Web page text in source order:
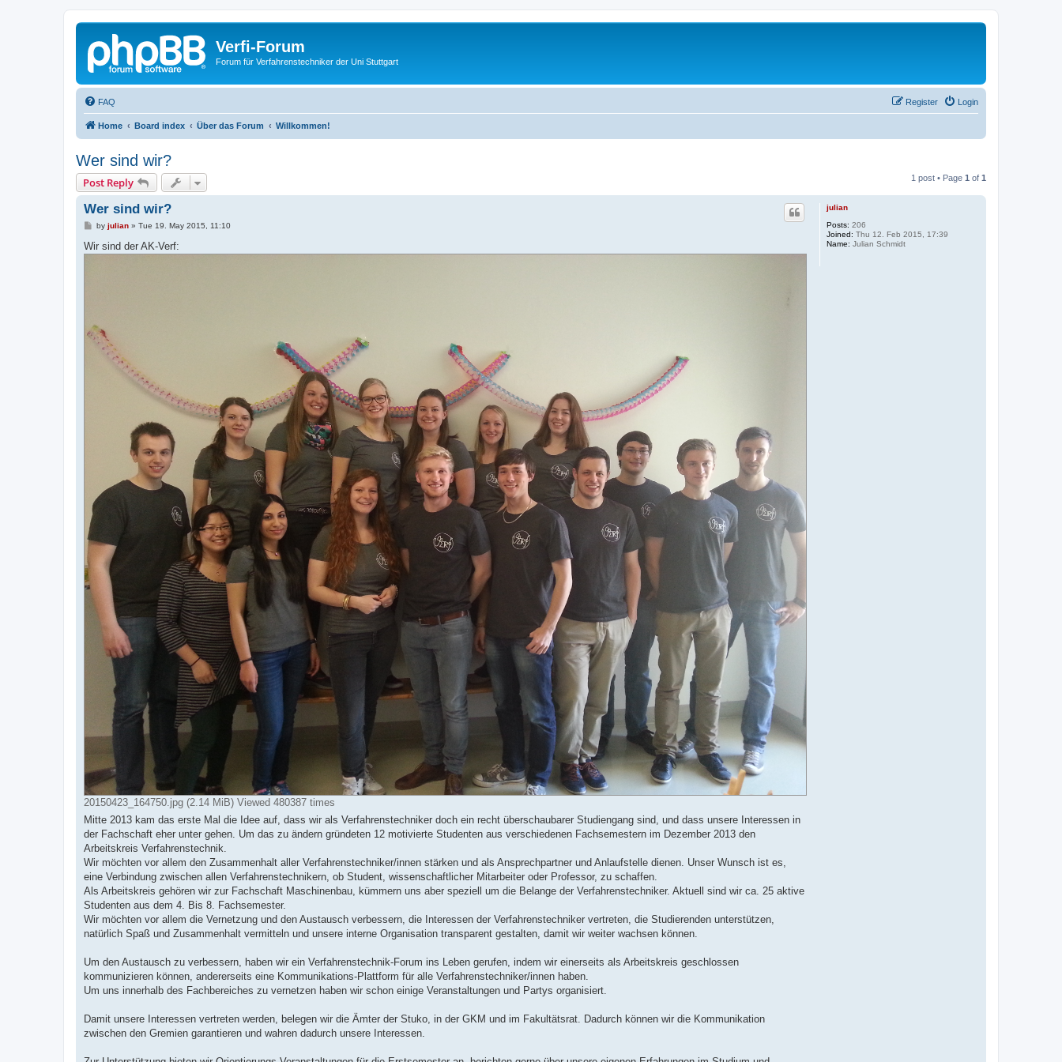
Verfi-Forum
Forum für Verfahrenstechniker der Uni Stuttgart
FAQ Login
Register
Home Board index Über das Forum Willkommen!
Wer sind wir?
Post Reply 1 post • Page 1 of 1
julian
Posts: 206
Joined: Thu 12. Feb 2015, 17:39
Name: Julian Schmidt
Wer sind wir?
P
s
t
by julian» Tue 19. May 2015, 11:10
Wir sind der AK-Verf:
20150423_164750.jpg (2.14 MiB) Viewed 480387 times
Mitte 2013 kam das erste Mal die Idee auf, dass wir als Verfahrenstechniker doch ein recht überschaubarer Studiengang sind, und dass unsere Interessen in
der Fachschaft eher unter gehen. Um das zu ändern gründeten 12 motivierte Studenten aus verschiedenen Fachsemestern im Dezember 2013 den
Arbeitskreis Verfahrenstechnik.
Wir möchten vor allem den Zusammenhalt aller Verfahrenstechniker/innen stärken und als Ansprechpartner und Anlaufstelle dienen. Unser Wunsch ist es,
eine Verbindung zwischen allen Verfahrenstechnikern, ob Student, wissenschaftlicher Mitarbeiter oder Professor, zu schaffen.
Als Arbeitskreis gehören wir zur Fachschaft Maschinenbau, kümmern uns aber speziell um die Belange der Verfahrenstechniker. Aktuell sind wir ca. 25 aktive
Studenten aus dem 4. Bis 8. Fachsemester.
Wir möchten vor allem die Vernetzung und den Austausch verbessern, die Interessen der Verfahrenstechniker vertreten, die Studierenden unterstützen,
natürlich Spaß und Zusammenhalt vermitteln und unsere interne Organisation transparent gestalten, damit wir weiter wachsen können.
Um den Austausch zu verbessern, haben wir ein Verfahrenstechnik-Forum ins Leben gerufen, indem wir einerseits als Arbeitskreis geschlossen
kommunizieren können, andererseits eine Kommunikations-Plattform für alle Verfahrenstechniker/innen haben.
Um uns innerhalb des Fachbereiches zu vernetzen haben wir schon einige Veranstaltungen und Partys organisiert.
Damit unsere Interessen vertreten werden, belegen wir die Ämter der Stuko, in der GKM und im Fakultätsrat. Dadurch können wir die Kommunikation
zwischen den Gremien garantieren und wahren dadurch unsere Interessen.